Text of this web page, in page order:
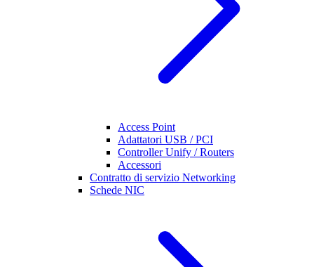
Access Point
Adattatori USB / PCI
Controller Unify / Routers
Accessori
Contratto di servizio Networking
Schede NIC